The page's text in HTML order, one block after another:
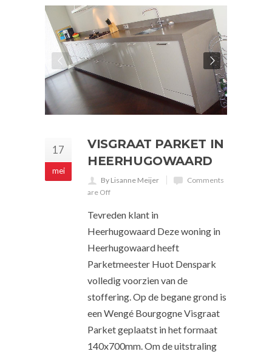
17
mei
VISGRAAT PARKET IN
HEERHUGOWAARD
By Lisanne Meijer
Comments
are Off
Tevreden klant in
Heerhugowaard Deze woning in
Heerhugowaard heeft
Parketmeester Huot Denspark
volledig voorzien van de
stoffering. Op de begane grond is
een Wengé Bourgogne Visgraat
Parket geplaatst in het formaat
140x700mm. Om de uitstraling